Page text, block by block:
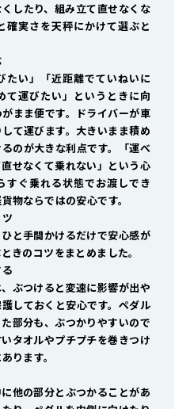
したり、組み立て直せなくな
確実さを天秤にかけて選ぶと
たい」「近距離でていねいに
て運びたい」というときに向
まま便です。ドライバーが車
て運びます。大きいまま積め
のが大きな利点です。「運べ
せなくて乗れない」という心
すぐ乗れる状態でお渡しでき
物ならではの安心です。
と手間かけるだけで安心感が
きのコツをまとめました。
ぶつけると変速に影響が出や
しておくと安心です。ペダル
部分も、ぶつかりやすいので
タオルやプチプチを巻きつけ
ります。
他の部分とぶつかることがあ